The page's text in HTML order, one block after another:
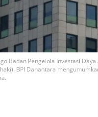
Badan Pengelola Investasi
BPI Danantara